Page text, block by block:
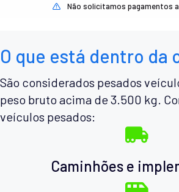
Não solicitamos pagamentos
O que está dentro da
São considerados pesados
peso bruto acima de 3.500 kg.
veículos pesados:
Caminhões e